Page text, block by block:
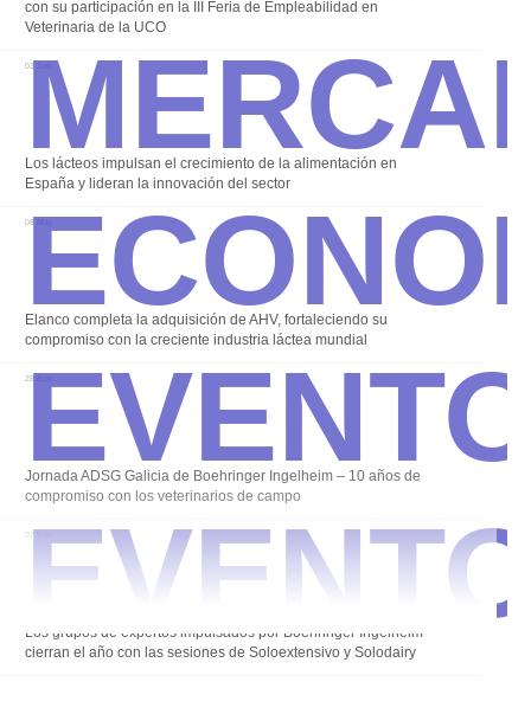
con su participación en la III Feria de Empleabilidad en
Veterinaria de la UCO
03 Jun
Los lácteos impulsan el crecimiento de la alimentación en
España y lideran la innovación del sector
08 May
Elanco completa la adquisición de AHV, fortaleciendo su
compromiso con la creciente industria láctea mundial
28 Ene
Jornada ADSG Galicia de Boehringer Ingelheim – 10 años de
compromiso con los veterinarios de campo
07 Ene
Los grupos de expertos impulsados por Boehringer Ingelheim
cierran el año con las sesiones de Soloextensivo y Solodairy